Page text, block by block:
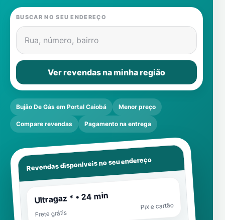
Gás
Contatos
BUSCAR NO SEU ENDEREÇO
Rua, número, bairro
Ver revendas na minha região
Bujão De Gás em Portal Caiobá Menor preço
Compare revendas Pagamento na entrega
Revendas disponíveis no seu endereço
Ultragaz * • 24 min
Frete grátis
Pix e cartão